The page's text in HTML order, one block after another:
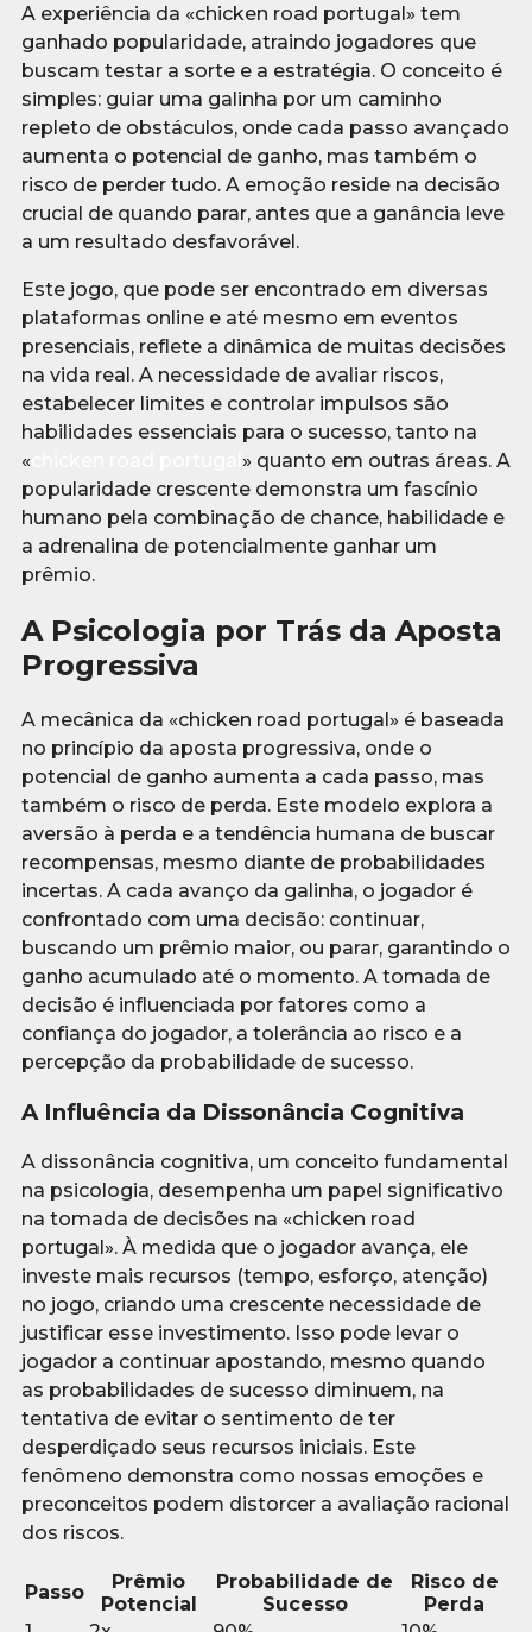
A experiência da «chicken road portugal» tem
ganhado popularidade, atraindo jogadores que
buscam testar a sorte e a estratégia. O conceito é
simples: guiar uma galinha por um caminho
repleto de obstáculos, onde cada passo avançado
aumenta o potencial de ganho, mas também o
risco de perder tudo. A emoção reside na decisão
crucial de quando parar, antes que a ganância leve
a um resultado desfavorável.
Este jogo, que pode ser encontrado em diversas
plataformas online e até mesmo em eventos
presenciais, reflete a dinâmica de muitas decisões
na vida real. A necessidade de avaliar riscos,
estabelecer limites e controlar impulsos são
habilidades essenciais para o sucesso, tanto na
«
» quanto em outras áreas. A
popularidade crescente demonstra um fascínio
humano pela combinação de chance, habilidade e
a adrenalina de potencialmente ganhar um
prêmio.
A Psicologia por Trás da Aposta
Progressiva
A mecânica da «chicken road portugal» é baseada
no princípio da aposta progressiva, onde o
potencial de ganho aumenta a cada passo, mas
também o risco de perda. Este modelo explora a
aversão à perda e a tendência humana de buscar
recompensas, mesmo diante de probabilidades
incertas. A cada avanço da galinha, o jogador é
confrontado com uma decisão: continuar,
buscando um prêmio maior, ou parar, garantindo o
ganho acumulado até o momento. A tomada de
decisão é influenciada por fatores como a
confiança do jogador, a tolerância ao risco e a
percepção da probabilidade de sucesso.
A Influência da Dissonância Cognitiva
A dissonância cognitiva, um conceito fundamental
na psicologia, desempenha um papel significativo
na tomada de decisões na «chicken road
portugal». À medida que o jogador avança, ele
investe mais recursos (tempo, esforço, atenção)
no jogo, criando uma crescente necessidade de
justificar esse investimento. Isso pode levar o
jogador a continuar apostando, mesmo quando
as probabilidades de sucesso diminuem, na
tentativa de evitar o sentimento de ter
desperdiçado seus recursos iniciais. Este
fenômeno demonstra como nossas emoções e
preconceitos podem distorcer a avaliação racional
dos riscos.
Passo
Prêmio
Potencial
Probabilidade de
Sucesso
Risco de
Perda